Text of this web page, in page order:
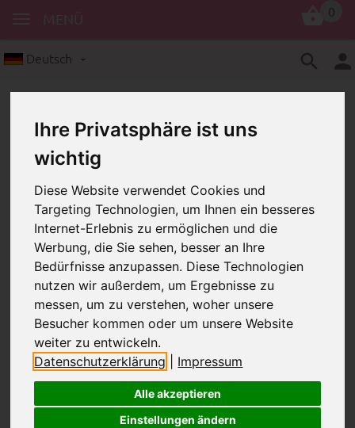
Ihre Privatsphäre ist uns
wichtig
Diese Website verwendet Cookies und
Targeting Technologien, um Ihnen ein besseres
Internet-Erlebnis zu ermöglichen und die
Werbung, die Sie sehen, besser an Ihre
Bedürfnisse anzupassen. Diese Technologien
nutzen wir außerdem, um Ergebnisse zu
messen, um zu verstehen, woher unsere
Besucher kommen oder um unsere Website
weiter zu entwickeln.
Datenschutzerklärung
Impressum
Alle akzeptieren
Einstellungen ändern
Deutsch
Halbringe Halbringe Bewertungen
PRODUKTBEWERTUNG